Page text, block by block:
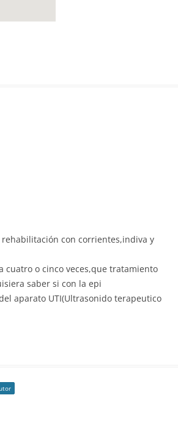
con corrientes,indiva y
cuatro o cinco veces,que tratamiento
saber si con la epi
aparato UTI(Ultrasonido terapeutico